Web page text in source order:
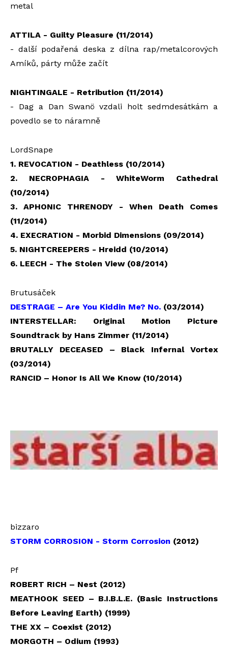
metal
ATTILA - Guilty Pleasure (11/2014)
- další podařená deska z dílna rap/metalcorových
Amíků, párty může začít
NIGHTINGALE - Retribution (11/2014)
- Dag a Dan Swanö vzdali holt sedmdesátkám a
povedlo se to náramně
LordSnape
1. REVOCATION - Deathless (10/2014)
2. NECROPHAGIA - WhiteWorm Cathedral
(10/2014)
3. APHONIC THRENODY - When Death Comes
(11/2014)
4. EXECRATION - Morbid Dimensions (09/2014)
5. NIGHTCREEPERS - Hreidd (10/2014)
6. LEECH - The Stolen View (08/2014)
Brutusáček
DESTRAGE – Are You Kiddin Me? No. (03/2014)
INTERSTELLAR: Original Motion Picture
Soundtrack by Hans Zimmer (11/2014)
BRUTALLY DECEASED – Black Infernal Vortex
(03/2014)
RANCID – Honor Is All We Know (10/2014)
bizzaro
STORM CORROSION - Storm Corrosion (2012)
Pf
ROBERT RICH – Nest (2012)
MEATHOOK SEED – B.I.B.L.E. (Basic Instructions
Before Leaving Earth) (1999)
THE XX – Coexist (2012)
MORGOTH – Odium (1993)